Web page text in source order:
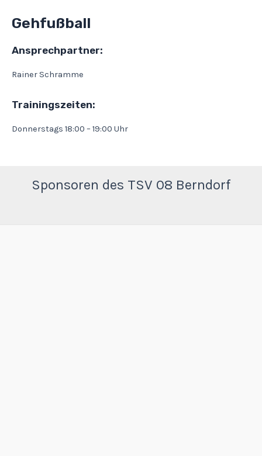
Gehfußball
Ansprechpartner:
Rainer Schramme
Trainingszeiten:
Donnerstags 18:00 – 19:00 Uhr
Sponsoren des TSV 08 Berndorf